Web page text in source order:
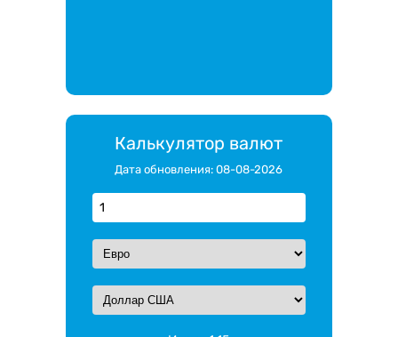
Калькулятор валют
Дата обновления: 08-08-2026